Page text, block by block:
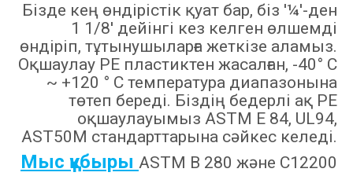
Бізде кең өндірістік қуат бар, біз '¼'-ден
1 1/8' дейінгі кез келген өлшемді
өндіріп, тұтынушыларға жеткізе аламыз.
Оқшаулау PE пластиктен жасалған, -40° C
~ +120 ° C температура диапазонына
төтеп береді. Біздің бедерлі ақ PE
оқшаулауымыз ASTM E 84, UL94,
AST50M стандарттарына сәйкес келеді.
Мыс құбыры ASTM B 280 және C12200